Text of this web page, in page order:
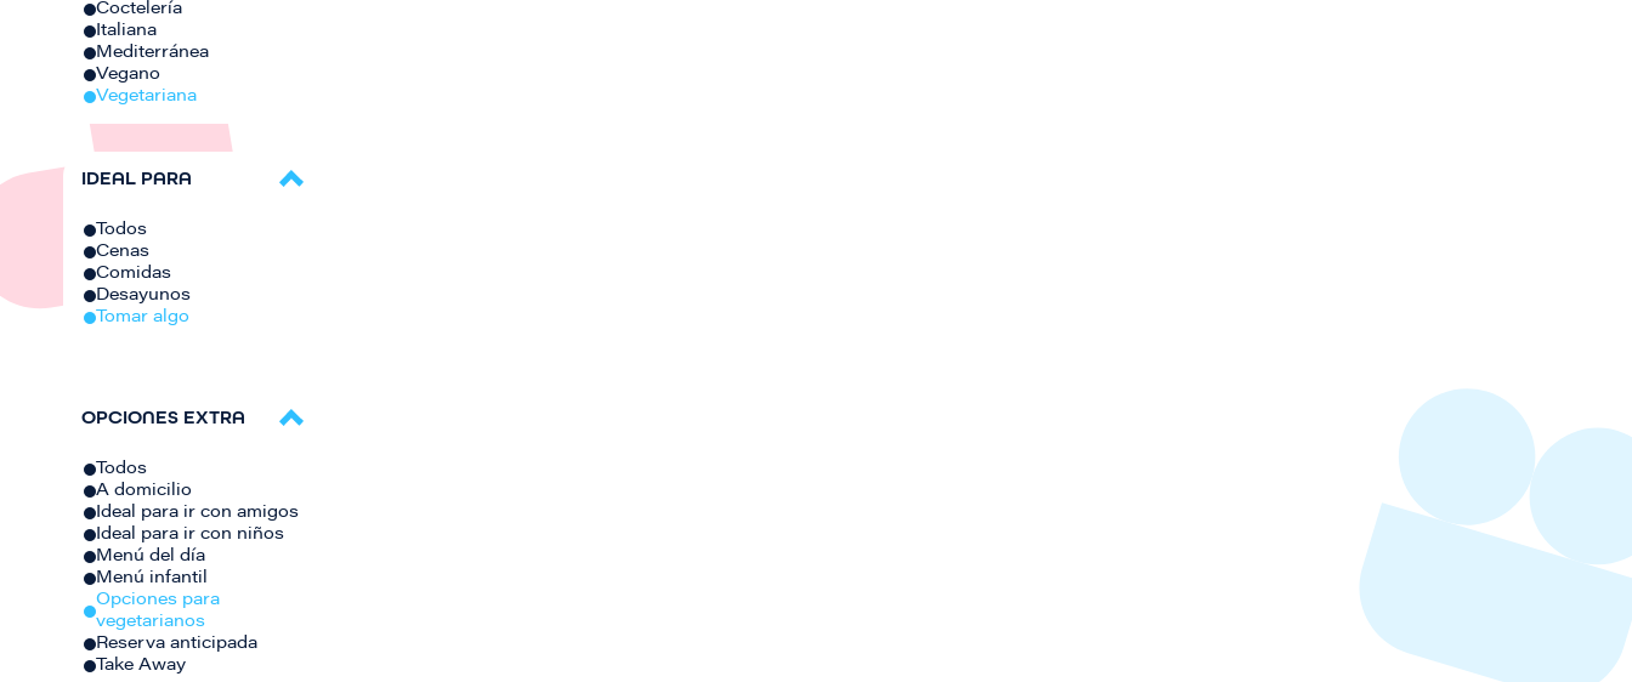
Coctelería
Italiana
Mediterránea
Vegano
Vegetariana
IDEAL PARA
Todos
Cenas
Comidas
Desayunos
Tomar algo
OPCIONES EXTRA
Todos
A domicilio
Ideal para ir con amigos
Ideal para ir con niños
Menú del día
Menú infantil
Opciones para
vegetarianos
Reserva anticipada
Take Away